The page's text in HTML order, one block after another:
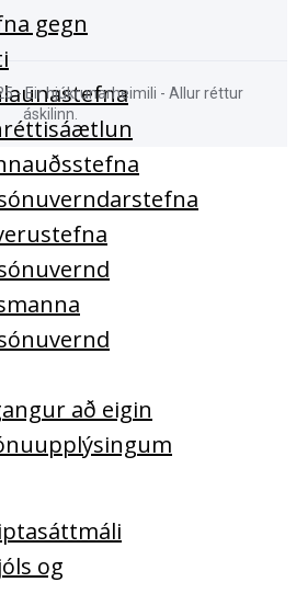
gegn
að eigin
og
- Eir hjúkrunarheimili - Allur réttur
áskilinn.